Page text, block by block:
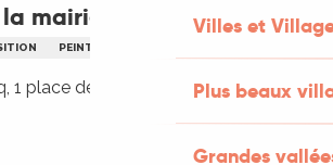
Villes et
Plus beaux
Grandes
mairie: Annick et Annick
PEINTURE
1 place des consuls, 46800 Montcuq-